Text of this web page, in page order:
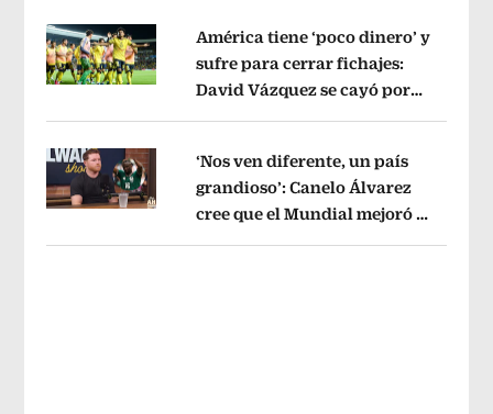
Opens in new window
América tiene ‘poco dinero’ y
sufre para cerrar fichajes:
David Vázquez se cayó por
Opens in new window
‘Nos ven diferente, un país
grandioso’: Canelo Álvarez
cree que el Mundial mejoró la